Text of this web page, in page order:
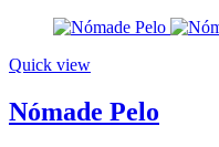
Quick view
Nómade Pelo